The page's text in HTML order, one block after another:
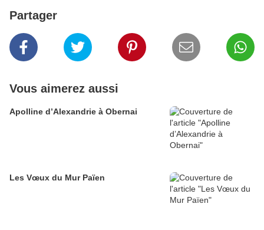
Partager
Vous aimerez aussi
Apolline d’Alexandrie à Obernai
Les Vœux du Mur Païen